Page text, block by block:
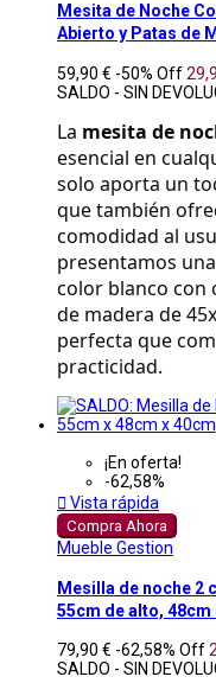
Mesita de Noche
Abierto y Patas de
59,90 € -50% Off
SALDO - SIN
La mesita de
esencial en
solo aporta un
que también
comodidad al
presentamos
color blanco con
de madera de
perfecta que
practicidad.
¡En oferta!
-62,58%
 Vista rápida
Compra Ahora
Mueble Gestion
Mesilla de noche 2
55cm de alto, 48cm
79,90 € -62,58% Off
SALDO - SIN